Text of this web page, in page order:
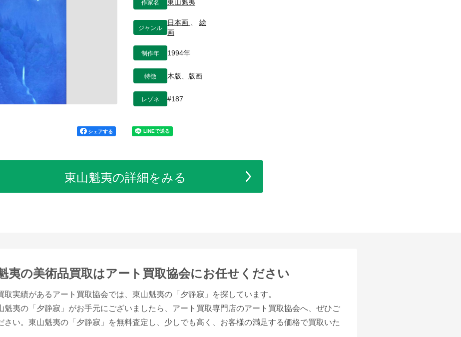
作家名 東山魁夷
ジャンル
日本画
絵
画
制作年 1994年
特徴 木版、版画
レゾネ #187
シェアする
東山魁夷の詳細をみる
夷の美術品買取はアート買取協会にお任せください
取実績があるアート買取協会では、東山魁夷の「夕静寂」を探しています。
魁夷の「夕静寂」がお手元にございましたら、アート買取専門店のアート買取協会へ、ぜひご
さい。東山魁夷の「夕静寂」を無料査定し、少しでも高く、お客様の満足する価格で買取いた